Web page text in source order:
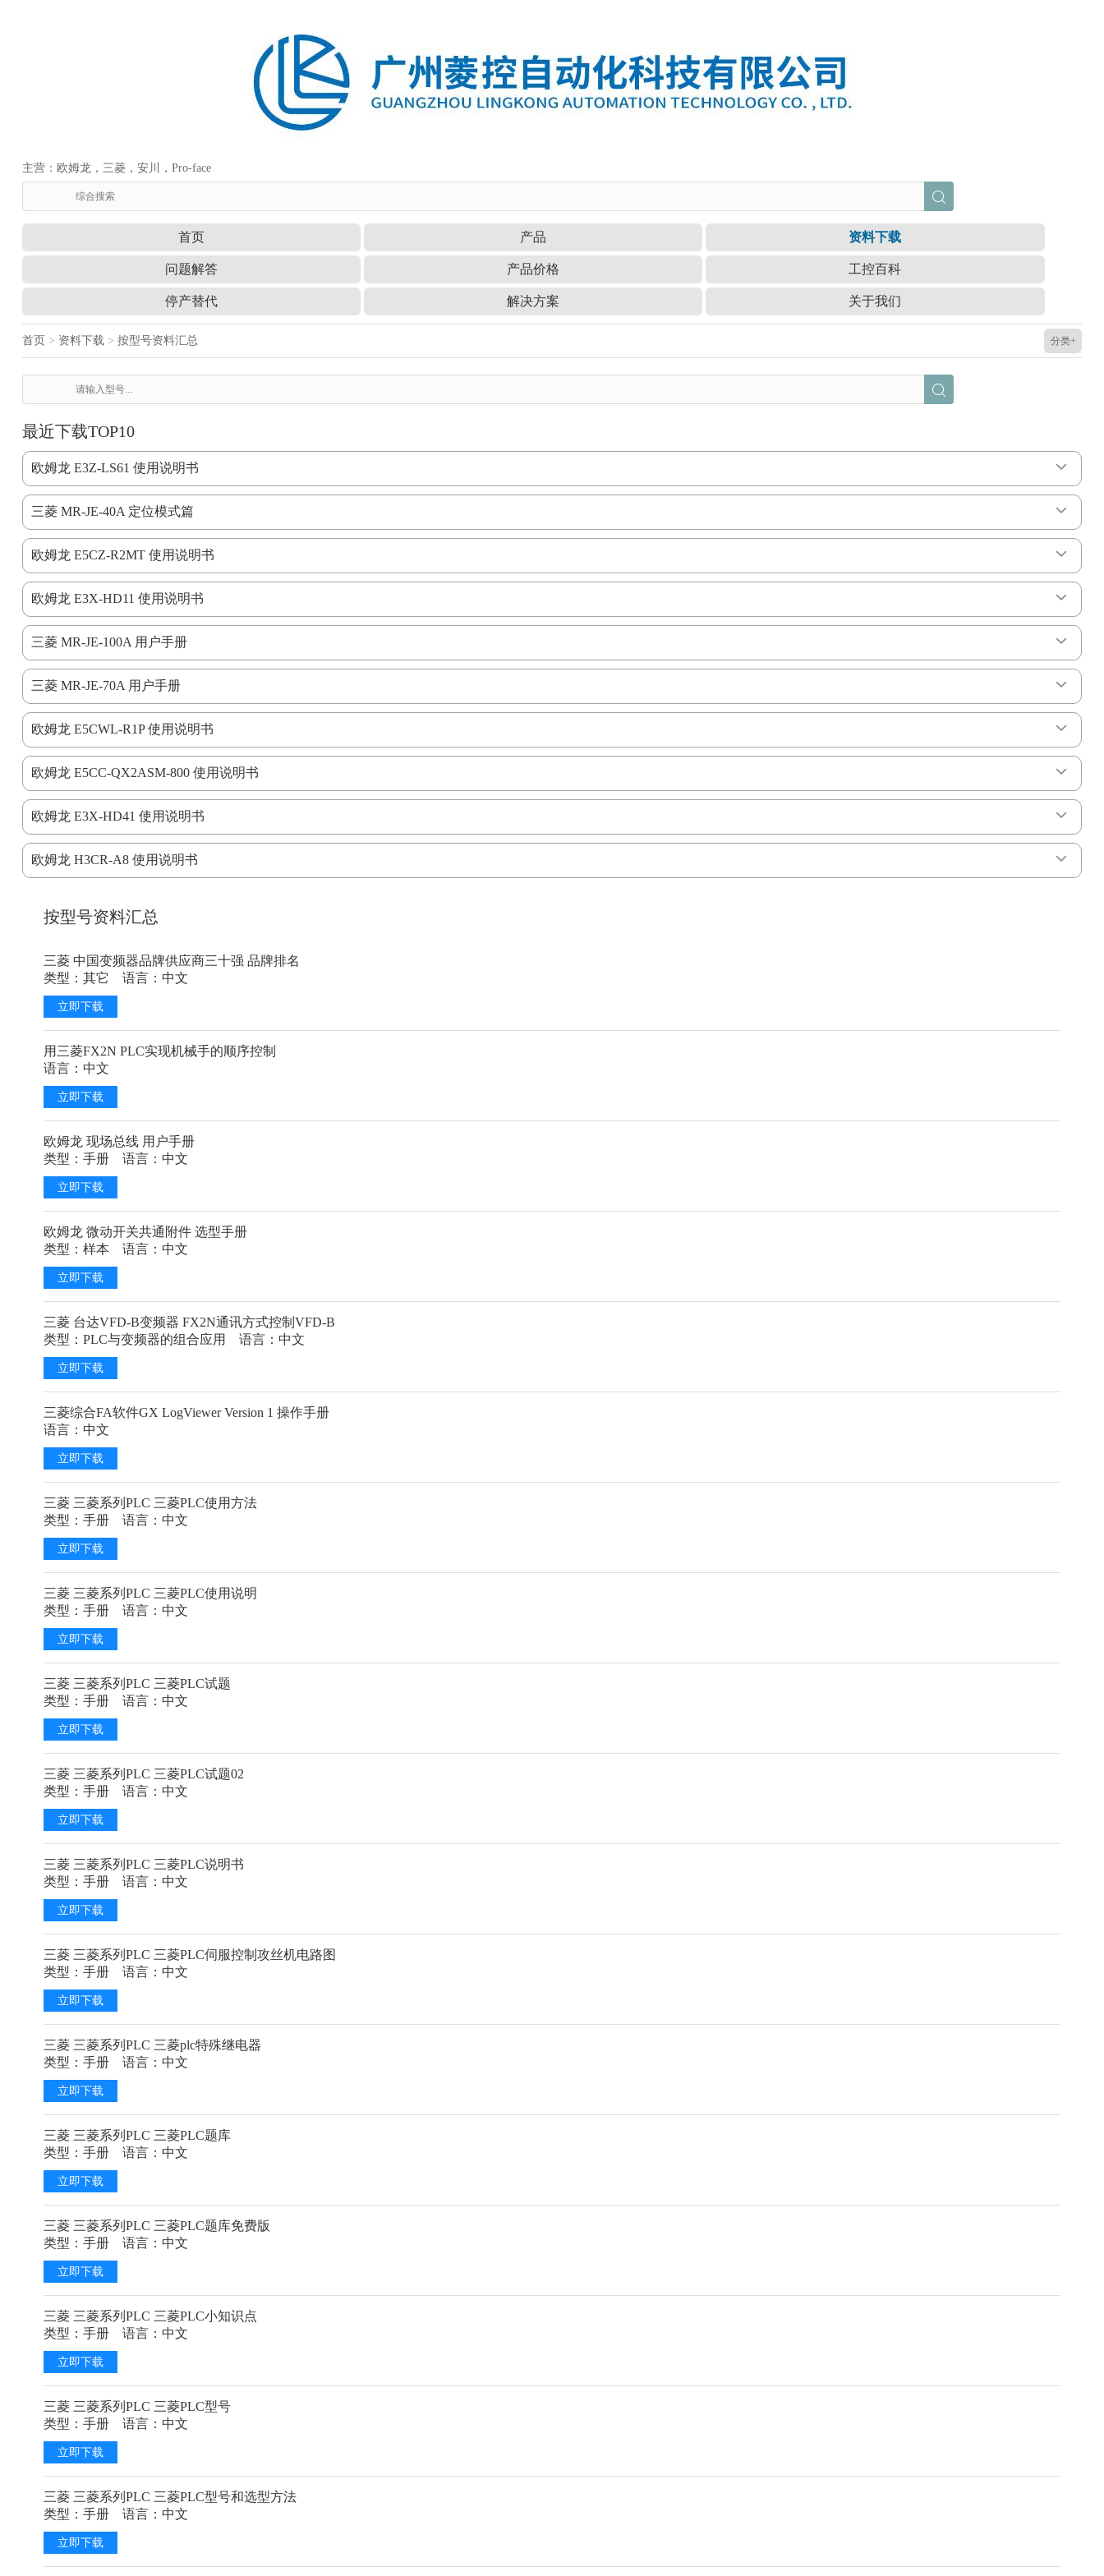
主营：欧姆龙，三菱，安川，Pro-face
首页 产品 资料下载
问题解答 产品价格 工控百科
停产替代 解决方案 关于我们
首页 > 资料下载 > 按型号资料汇总 分类+
按型号资料汇总
三菱 中国变频器品牌供应商三十强 品牌排名
类型：其它 语言：中文
立即下载
用三菱FX2N PLC实现机械手的顺序控制
语言：中文
立即下载
欧姆龙 现场总线 用户手册
类型：手册 语言：中文
立即下载
欧姆龙 微动开关共通附件 选型手册
类型：样本 语言：中文
立即下载
三菱 台达VFD-B变频器 FX2N通讯方式控制VFD-B
类型：PLC与变频器的组合应用 语言：中文
立即下载
三菱综合FA软件GX LogViewer Version 1 操作手册
语言：中文
立即下载
三菱 三菱系列PLC 三菱PLC使用方法
类型：手册 语言：中文
立即下载
三菱 三菱系列PLC 三菱PLC使用说明
类型：手册 语言：中文
立即下载
三菱 三菱系列PLC 三菱PLC试题
类型：手册 语言：中文
立即下载
三菱 三菱系列PLC 三菱PLC试题02
类型：手册 语言：中文
立即下载
三菱 三菱系列PLC 三菱PLC说明书
类型：手册 语言：中文
立即下载
三菱 三菱系列PLC 三菱PLC伺服控制攻丝机电路图
类型：手册 语言：中文
立即下载
三菱 三菱系列PLC 三菱plc特殊继电器
类型：手册 语言：中文
立即下载
三菱 三菱系列PLC 三菱PLC题库
类型：手册 语言：中文
立即下载
三菱 三菱系列PLC 三菱PLC题库免费版
类型：手册 语言：中文
立即下载
三菱 三菱系列PLC 三菱PLC小知识点
类型：手册 语言：中文
立即下载
三菱 三菱系列PLC 三菱PLC型号
类型：手册 语言：中文
立即下载
三菱 三菱系列PLC 三菱PLC型号和选型方法
类型：手册 语言：中文
立即下载